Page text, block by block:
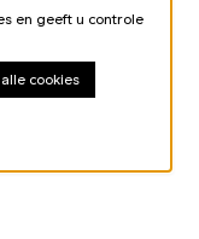
en geeft u controle
cookies